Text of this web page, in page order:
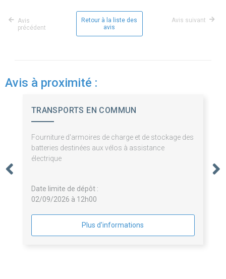
Avis
précédent
Retour à la liste des
avis
Avis suivant
Avis à proximité :
TRANSPORTS EN COMMUN
Fourniture d'armoires de charge et de stockage des
batteries destinées aux vélos à assistance
électrique
Date limite de dépôt :
02/09/2026 à 12h00
Plus d'informations